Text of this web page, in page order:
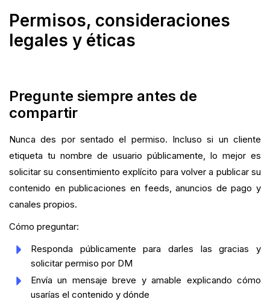
Permisos, consideraciones
legales y éticas
Pregunte siempre antes de
compartir
Nunca des por sentado el permiso. Incluso si un cliente
etiqueta tu nombre de usuario públicamente, lo mejor es
solicitar su consentimiento explícito para volver a publicar su
contenido en publicaciones en feeds, anuncios de pago y
canales propios.
Cómo preguntar:
Responda públicamente para darles las gracias y
solicitar permiso por DM
Envía un mensaje breve y amable explicando cómo
usarías el contenido y dónde